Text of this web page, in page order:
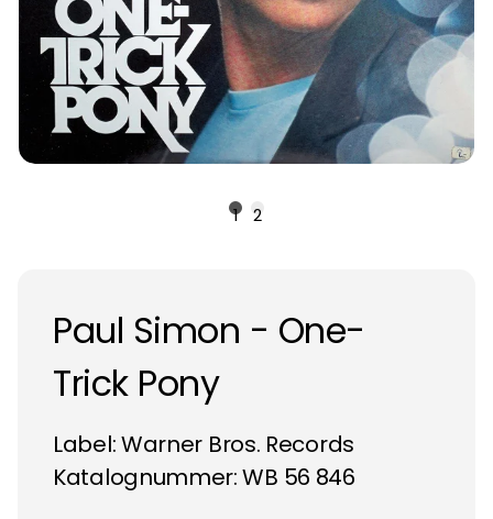
1 2
Paul Simon - One-
Trick Pony
Label:Warner Bros. Records
Katalognummer: WB 56 846